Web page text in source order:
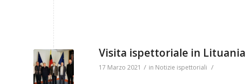
Visita ispettoriale in
17 Marzo 2021 / in Notizie ispettoriali /